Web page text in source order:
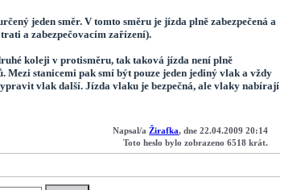
jeden směr. V tomto směru je jízda plně zabezpečená a
a zabezpečovacím zařízení).
koleji v protisměru, tak taková jízda není plně
Mezi stanicemi pak smí být pouze jeden jediný vlak a vždy
vlak další. Jízda vlaku je bezpečná, ale vlaky nabírají
Napsal/aŽirafka, dne 22.04.2009 20:14
Toto heslo bylo zobrazeno 6518 krát.